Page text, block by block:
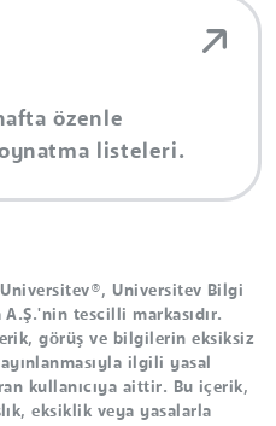
özenle
oynatma listeleri.
Universitev®, Universitev Bilgi
tescilli markasıdır.
görüş ve bilgilerin eksiksiz
ilgili yasal
kullanıcıya aittir. Bu içerik,
eksiklik veya yasalarla